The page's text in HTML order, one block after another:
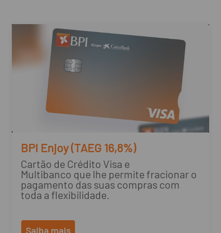
BPI Enjoy (TAEG 16,8%)
Cartão de Crédito Visa e
Multibanco que lhe permite fracionar o
pagamento das suas compras com
toda a flexibilidade.
Saiba mais